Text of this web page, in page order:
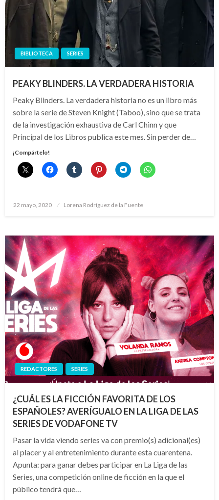
BIBLIOTECA SERIES
PEAKY BLINDERS. LA VERDADERA HISTORIA
Peaky Blinders. La verdadera historia no es un libro más
sobre la serie de Steven Knight (Taboo), sino que se trata
de la investigación exhaustiva de Carl Chinn y que
Principal de los Libros publica este mes. Sin perder de…
¡Compártelo!
Publicado
22 mayo, 2020 Lorena Rodríguez de la Fuente
REDACTORES SERIES
¿CUÁL ES LA FICCIÓN FAVORITA DE LOS
ESPAÑOLES? AVERÍGUALO EN LA LIGA DE LAS
SERIES DE VODAFONE TV
Pasar la vida viendo series va con premio(s) adicional(es)
al placer y al entretenimiento durante esta cuarentena.
Apunta: para ganar debes participar en La Liga de las
Series, una competición online de ficción en la que el
público tendrá que…